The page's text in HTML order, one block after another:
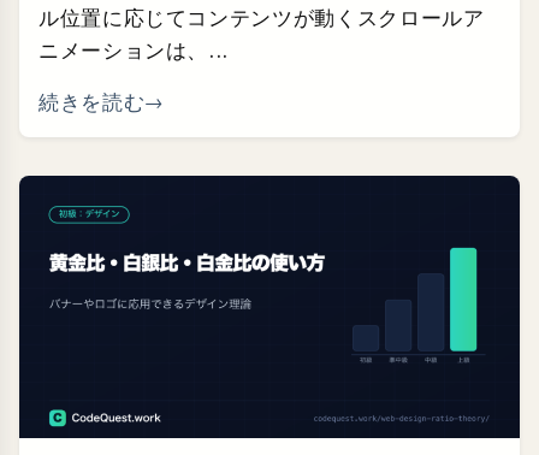
ル位置に応じてコンテンツが動くスクロールア
ニメーションは、...
続きを読む